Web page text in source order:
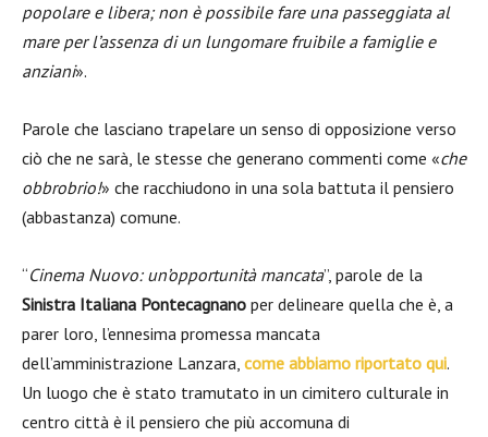
popolare e libera; non è possibile fare una passeggiata al
mare per l’assenza di un lungomare fruibile a famiglie e
anziani».
Parole che lasciano trapelare un senso di opposizione verso
ciò che ne sarà, le stesse che generano commenti come «che
obbrobrio!» che racchiudono in una sola battuta il pensiero
(abbastanza) comune.
“Cinema Nuovo: un’opportunità mancata”, parole de la
Sinistra Italiana Pontecagnano per delineare quella che è, a
parer loro, l’ennesima promessa mancata
dell’amministrazione Lanzara, come abbiamo riportato qui.
Un luogo che è stato tramutato in un cimitero culturale in
centro città è il pensiero che più accomuna di